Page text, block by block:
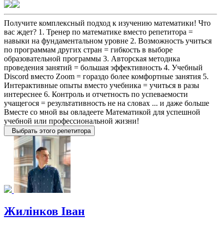
Получите комплексный подход к изучению математики! Что
вас ждет? 1. Тренер по математике вместо репетитора =
навыки на фундаментальном уровне 2. Возможность учиться
по программам других стран = гибкость в выборе
образовательной программы 3. Авторская методика
проведения занятий = большая эффективность 4. Учебный
Discord вместо Zoom = гораздо более комфортные занятия 5.
Интерактивные опыты вместо учебника = учиться в разы
интереснее 6. Контроль и отчетность по успеваемости
учащегося = результативность не на словах ... и даже больше
Вместе со мной вы овладеете Математикой для успешной
учебной или профессиональной жизни!
Выбрать этого репетитора
Жилінков Іван